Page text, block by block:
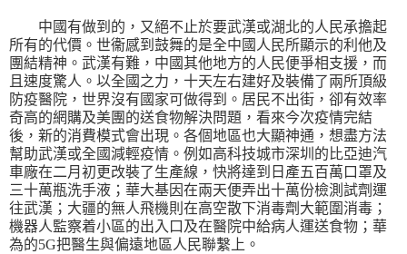
中國有做到的，又絕不止於要武漢或湖北的人民承擔起
所有的代價。世衞感到鼓舞的是全中國人民所顯示的利他及
團結精神。武漢有難，中國其他地方的人民便爭相支援，而
且速度驚人。以全國之力，十天左右建好及裝備了兩所頂級
防疫醫院，世界沒有國家可做得到。居民不出街，卻有效率
奇高的網購及美團的送食物解決問題，看來今次疫情完結
後，新的消費模式會出現。各個地區也大顯神通，想盡方法
幫助武漢或全國減輕疫情。例如高科技城市深圳的比亞迪汽
車廠在二月初更改裝了生產線，快將達到日產五百萬口罩及
三十萬瓶洗手液；華大基因在兩天便弄出十萬份檢測試劑運
往武漢；大疆的無人飛機則在高空散下消毒劑大範圍消毒；
機器人監察着小區的出入口及在醫院中給病人運送食物；華
為的5G把醫生與偏遠地區人民聯繫上。